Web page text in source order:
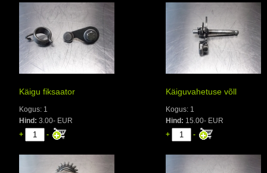
Käigu fiksaator
Kogus: 1
Hind: 3.00- EUR
+
-
Käiguvahetuse võll
Kogus: 1
Hind: 15.00- EUR
+
-